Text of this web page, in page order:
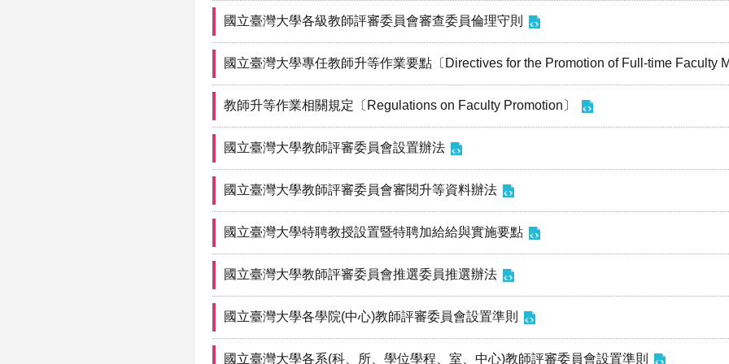
國立臺灣大學各級教師評審委員會審查委員倫理守則
國立臺灣大學專任教師升等作業要點〔Directives for the Promotion of Full-time Faculty
教師升等作業相關規定〔Regulations on Faculty Promotion〕
國立臺灣大學教師評審委員會設置辦法
國立臺灣大學教師評審委員會審閱升等資料辦法
國立臺灣大學特聘教授設置暨特聘加給給與實施要點
國立臺灣大學教師評審委員會推選委員推選辦法
國立臺灣大學各學院(中心)教師評審委員會設置準則
國立臺灣大學各系(科、所、學位學程、室、中心)教師評審委員會設置準則